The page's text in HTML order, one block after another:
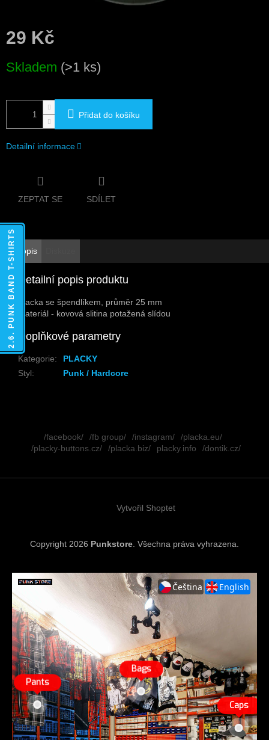
29 Kč
cena:
Skladem (>1 ks)
Přidat do košíku
Detailní informace
ZEPTAT SE SDÍLET
Popis
Detailní popis produktu
Placka se špendlíkem, průměr 25 mm
Materiál - kovová slitina potažená slídou
Doplňkové parametry
Kategorie:
PLACKY
Styl: Punk / Hardcore
/facebook/ /fb group/ /instagram/
/placka.eu/
/placky-buttons.cz/
/placka.biz/ placky.info /dontik.cz/
Vytvořil Shoptet
Copyright 2026 Punkstore . Všechna práva vyhrazena.
2.6. PUNK BAND T-SHIRTS